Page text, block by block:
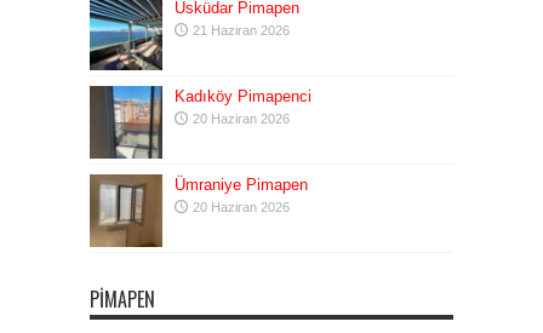
Üsküdar Pimapen
21 Haziran 2026
Kadıköy Pimapenci
20 Haziran 2026
Ümraniye Pimapen
20 Haziran 2026
PIMAPEN